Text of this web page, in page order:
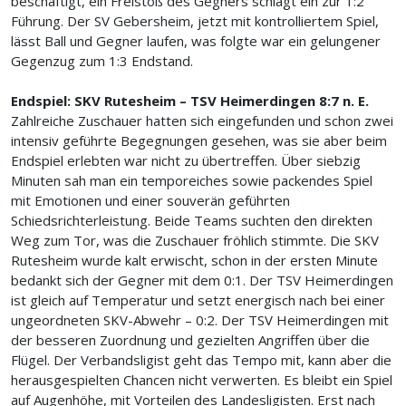
Führung. Der SV Gebersheim, jetzt mit kontrolliertem Spiel,
lässt Ball und Gegner laufen, was folgte war ein gelungener
Gegenzug zum 1:3 Endstand.
Endspiel: SKV Rutesheim – TSV Heimerdingen 8:7 n. E.
Zahlreiche Zuschauer hatten sich eingefunden und schon zwei
intensiv geführte Begegnungen gesehen, was sie aber beim
Endspiel erlebten war nicht zu übertreffen. Über siebzig
Minuten sah man ein temporeiches sowie packendes Spiel
mit Emotionen und einer souverän geführten
Schiedsrichterleistung. Beide Teams suchten den direkten
Weg zum Tor, was die Zuschauer fröhlich stimmte. Die SKV
Rutesheim wurde kalt erwischt, schon in der ersten Minute
bedankt sich der Gegner mit dem 0:1. Der TSV Heimerdingen
ist gleich auf Temperatur und setzt energisch nach bei einer
ungeordneten SKV-Abwehr – 0:2. Der TSV Heimerdingen mit
der besseren Zuordnung und gezielten Angriffen über die
Flügel. Der Verbandsligist geht das Tempo mit, kann aber die
herausgespielten Chancen nicht verwerten. Es bleibt ein Spiel
auf Augenhöhe, mit Vorteilen des Landesligisten. Erst nach